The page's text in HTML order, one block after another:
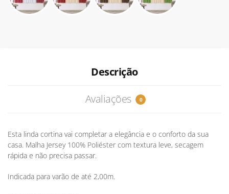
Descrição
Avaliações
0
Esta linda cortina vai completar a elegância e o conforto da sua
casa. Malha Jersey 100% Poliéster com textura leve, secagem
rápida e não precisa passar.
Indicada para varão de até 2,00m.